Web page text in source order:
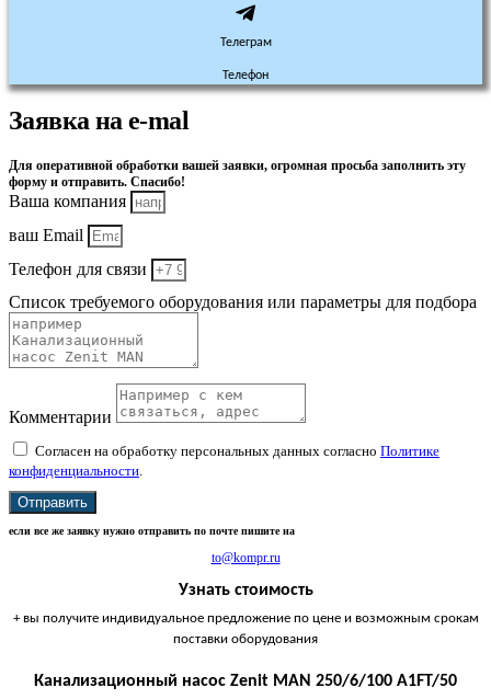
Телеграм
Телефон
Заявка на e-mal
Для оперативной обработки вашей заявки, огромная просьба заполнить эту
форму и отправить. Спасибо!
Ваша компания
ваш Email
Телефон для связи
Список требуемого оборудования или параметры для подбора
Комментарии
Согласен на обработку персональных данных согласно Политике
конфиденциальности.
Отправить
если все же заявку нужно отправить по почте пишите на
to@kompr.ru
Узнать стоимость
+ вы получите индивидуальное предложение по цене и возможным срокам
поставки оборудования
Канализационный насос Zenit MAN 250/6/100 A1FT/50